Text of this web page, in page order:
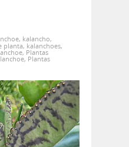
, kalancho,
planta, kalanchoes,
, Plantas
, Plantas